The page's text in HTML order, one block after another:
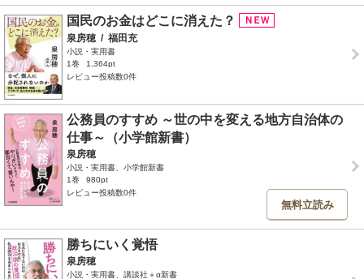
国民のお金はどこに消えた？
泉房穂 / 福田充
小説・実用書
1巻
1,364pt
レビュー投稿数0件
公務員のすすめ ～世の中を変える地方自治体の
仕事～（小学館新書）
泉房穂
小説・実用書、小学館新書
1巻
980pt
レビュー投稿数0件
無料立読み
勝ちにいく覚悟
泉房穂
小説・実用書、講談社＋α新書